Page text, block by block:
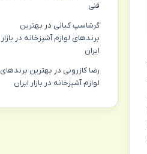
فنی
گرشاسپ کیانی در بهترین
برندهای لوازم آشپزخانه در بازار
ایران
رضا کازرونی در بهترین برندهای
لوازم آشپزخانه در بازار ایران